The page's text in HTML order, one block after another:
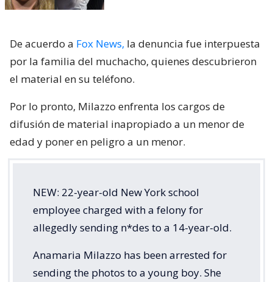
De acuerdo a Fox News, la denuncia fue interpuesta
por la familia del muchacho, quienes descubrieron
el material en su teléfono.
Por lo pronto, Milazzo enfrenta los cargos de
difusión de material inapropiado a un menor de
edad y poner en peligro a un menor.
NEW: 22-year-old New York school
employee charged with a felony for
allegedly sending n*des to a 14-year-old.
Anamaria Milazzo has been arrested for
sending the photos to a young boy. She